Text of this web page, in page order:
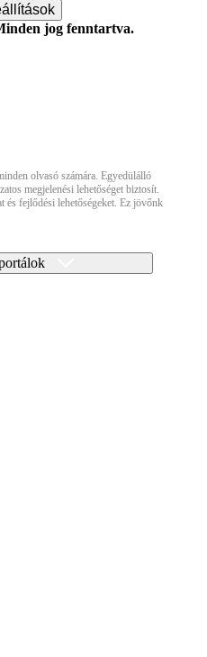
jog fenntartva.
olvasó számára. Egyedülálló
megjelenési lehetőséget biztosít.
és fejlődési lehetőségeket. Ez jövőnk